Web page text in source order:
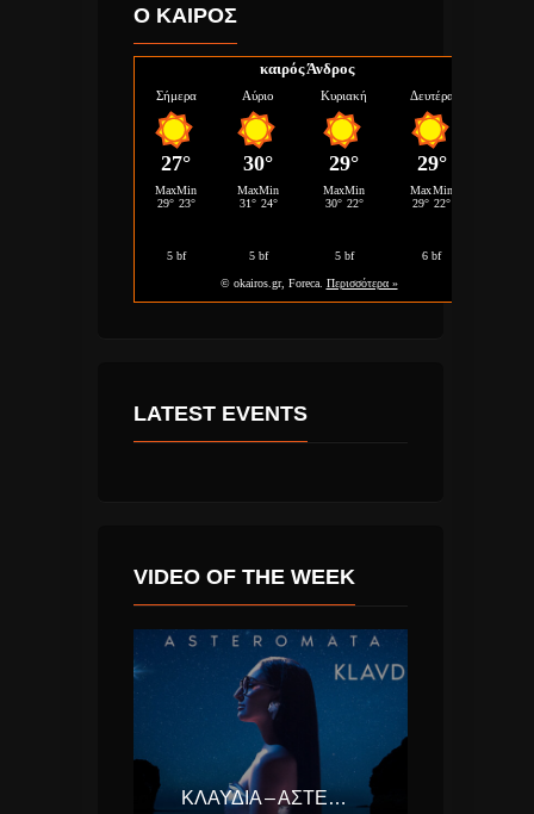
Ο ΚΑΙΡΟΣ
καιρός Άνδρος
LATEST EVENTS
VIDEO OF THE WEEK
ΚΛΑΥΔΊΑ – ΑΣΤΕΡΟΜΆΤΑ (EUROVISION ΕΛΛΆΔΑ 2025)